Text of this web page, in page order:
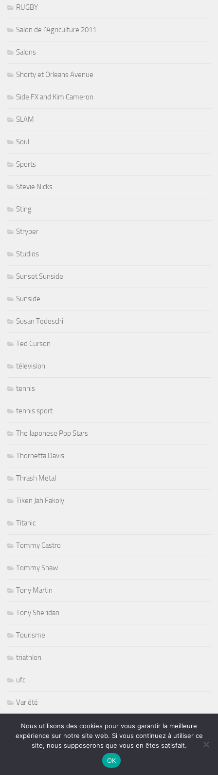
RUGBY
Salon de l'Agriculture 2011
Salons
Shorty et Orleans Avenue
Side FX and Kim Cameron
SLAM
Soul
Sports
Stevie Nicks
Sting
Stryper
Studios
Sunset Sunside
Sunside
Susan Tedeschi
Ted Curson
télevision
tennis
tennis sport
The Japonese Pop Stars
Thornetta Davis
Thrash Metal
Tiken Jah Fakoly
Titanic
Tommy Castro
Tommy Shaw
Tony Martin
Tony Sheridan
Tourisme
triathlon
ufc
Variété
volley ball
Whisbone Ash
Nous utilisons des cookies pour vous garantir la meilleure
expérience sur notre site web. Si vous continuez à utiliser ce
site, nous supposerons que vous en êtes satisfait.
OK